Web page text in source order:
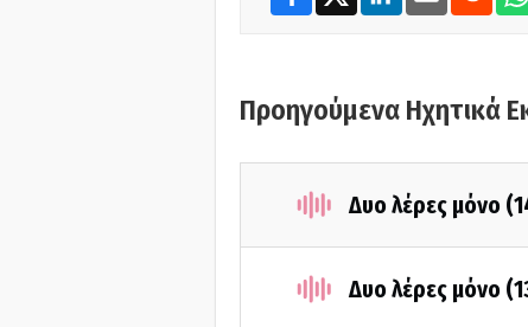
Προηγούμενα Ηχητικά
Δυο λέρες μόνο
Δυο λέρες μόνο